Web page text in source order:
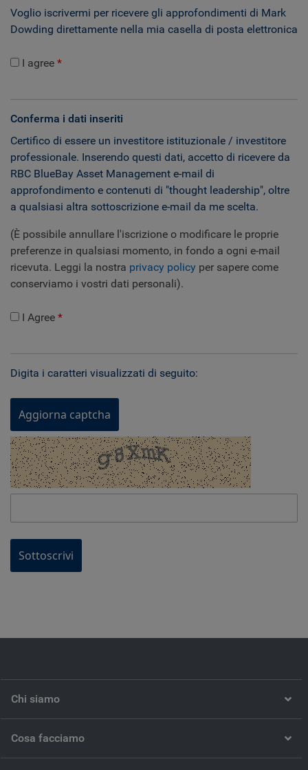
Voglio iscrivermi per ricevere gli approfondimenti di Mark
Dowding direttamente nella mia casella di posta elettronica
I agree
Conferma i dati inseriti
Certifico di essere un investitore istituzionale / investitore
professionale. Inserendo questi dati, accetto di ricevere da
RBC BlueBay Asset Management e-mail di
approfondimento e contenuti di "thought leadership", oltre
a qualsiasi altra sottoscrizione e-mail da me scelta.
(È possibile annullare l'iscrizione o modificare le proprie
preferenze in qualsiasi momento, in fondo a ogni e-mail
ricevuta. Leggi la nostra privacy policy per sapere come
conserviamo i vostri dati personali).
I Agree
Digita i caratteri visualizzati di seguito:
Aggiorna captcha
Sottoscrivi
Chi siamo
Cosa facciamo